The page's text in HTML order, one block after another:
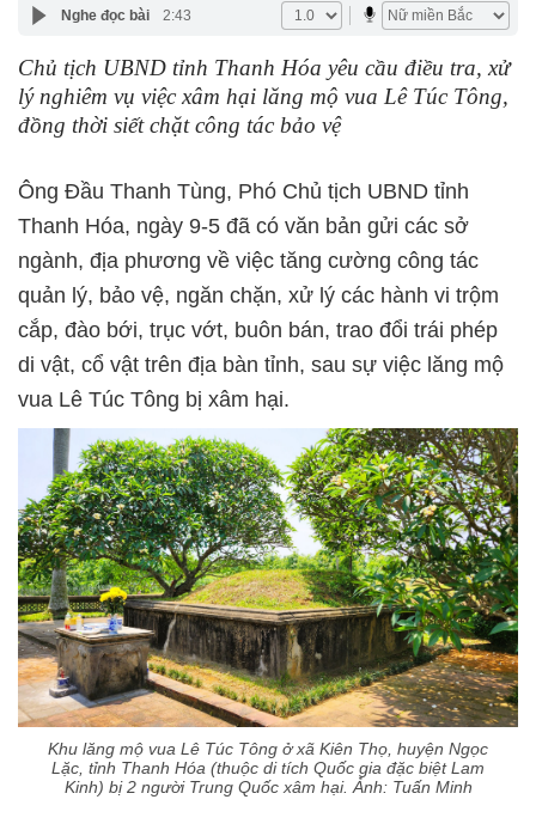
Nghe đọc bài 2:43
Chủ tịch UBND tỉnh Thanh Hóa yêu cầu điều tra, xử
lý nghiêm vụ việc xâm hại lăng mộ vua Lê Túc Tông,
đồng thời siết chặt công tác bảo vệ
Ông Đầu Thanh Tùng, Phó Chủ tịch UBND tỉnh
Thanh Hóa, ngày 9-5 đã có văn bản gửi các sở
ngành, địa phương về việc tăng cường công tác
quản lý, bảo vệ, ngăn chặn, xử lý các hành vi trộm
cắp, đào bới, trục vớt, buôn bán, trao đổi trái phép
di vật, cổ vật trên địa bàn tỉnh, sau sự việc lăng mộ
vua Lê Túc Tông bị xâm hại.
Khu lăng mộ vua Lê Túc Tông ở xã Kiên Thọ, huyện Ngọc
Lặc, tỉnh Thanh Hóa (thuộc di tích Quốc gia đặc biệt Lam
Kinh) bị 2 người Trung Quốc xâm hại. Ảnh: Tuấn Minh